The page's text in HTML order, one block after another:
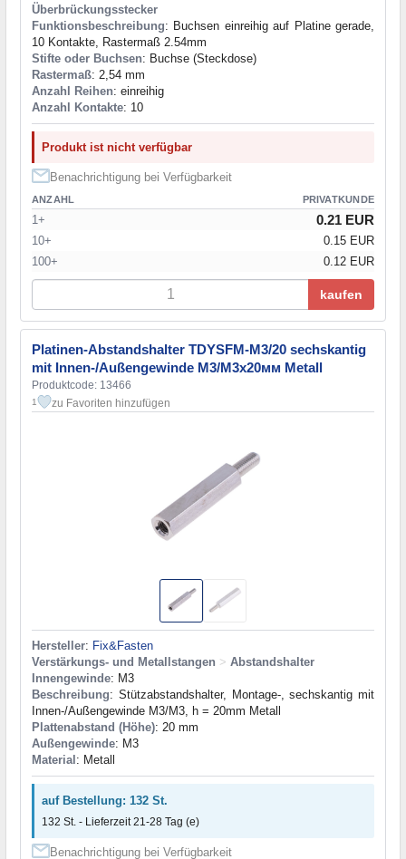
Überbrückungsstecker
Funktionsbeschreibung: Buchsen einreihig auf Platine gerade,
10 Kontakte, Rastermaß 2.54mm
Stifte oder Buchsen: Buchse (Steckdose)
Rastermaß: 2,54 mm
Anzahl Reihen: einreihig
Anzahl Kontakte: 10
Produkt ist nicht verfügbar
Benachrichtigung bei Verfügbarkeit
ANZAHL PRIVATKUNDE
1+ 0.21 EUR
10+
0.15 EUR
100+
0.12 EUR
kaufen
Platinen-Abstandshalter TDYSFM-M3/20 sechskantig
mit Innen-/Außengewinde М3/М3х20мм Metall
Produktcode: 13466
1 zu Favoriten hinzufügen
Hersteller: Fix&Fasten
Verstärkungs- und Metallstangen > Abstandshalter
Innengewinde: M3
Beschreibung: Stützabstandshalter, Montage-, sechskantig mit
Innen-/Außengewinde М3/М3, h = 20mm Metall
Plattenabstand (Höhe): 20 mm
Außengewinde: M3
Material: Metall
auf Bestellung: 132 St.
132 St. - Lieferzeit 21-28 Tag (e)
Benachrichtigung bei Verfügbarkeit